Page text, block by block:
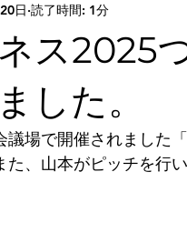
ス2025
した。
日 読了時間: 1分
場で開催されました
た、山本がピッチを行